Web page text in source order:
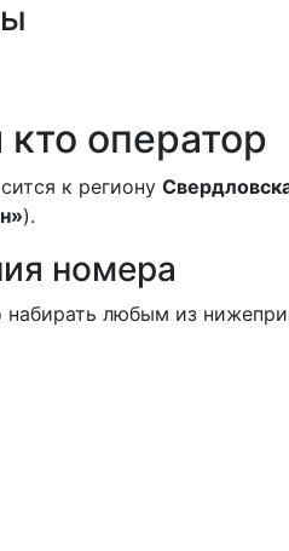
оператор
к региону
).
номера
любым из